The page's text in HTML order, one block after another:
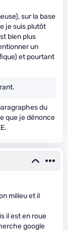
sur la base
je suis plutôt
bien plus
un
et pourtant
du
que je dénonce
milieu et il
il est en roue
google